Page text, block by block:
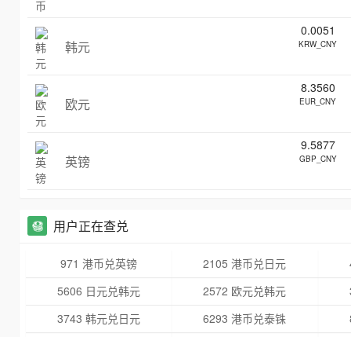
韩元
0.0051
KRW_CNY
欧元
8.3560
EUR_CNY
英镑
9.5877
GBP_CNY
用户正在查兑
971 港币兑英镑 2105 港币兑日元
5606 日元兑韩元
2572 欧元兑韩元
3743 韩元兑日元
6293 港币兑泰铢